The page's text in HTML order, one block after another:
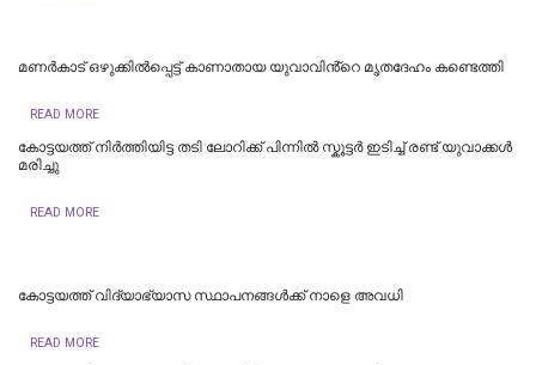
മണർകാട് ഒഴുക്കിൽപ്പെട്ട് കാണാതായ യുവാവിൻ്റെ മൃതദേഹം കണ്ടെത്തി
READ MORE
കോട്ടയത്ത് നിർത്തിയിട്ട തടി ലോറിക്ക് പിന്നിൽ സ്കൂട്ടർ ഇടിച്ച് രണ്ട് യുവാക്കൾ
മരിച്ചു
READ MORE
കോട്ടയത്ത് വിദ്യാഭ്യാസ സ്ഥാപനങ്ങൾക്ക് നാളെ അവധി
READ MORE